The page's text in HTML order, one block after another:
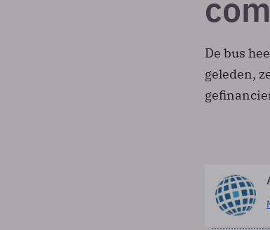
De bus
geleden,